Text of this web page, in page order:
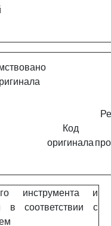
Код
оригинала
инструмента и
в соответствии с